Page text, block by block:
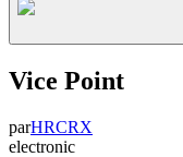
Vice Point
parHRCRX
electronic